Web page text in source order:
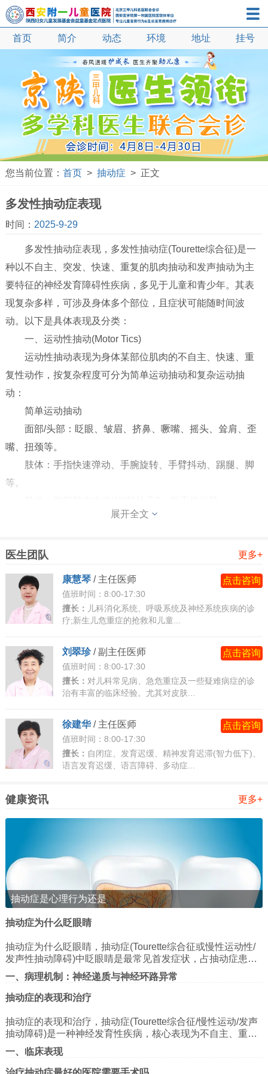
抽动症
多动症
自闭症
语言发育迟缓
遗尿症
小儿口吃
小儿包皮
首页 简介 动态 环境 地址 挂号
您当前位置： 首页> 抽动症 > 正文
多发性抽动症表现
时间： 2025-9-29
多发性抽动症表现，多发性抽动症(Tourette综合征)是一
种以不自主、突发、快速、重复的肌肉抽动和发声抽动为主
要特征的神经发育障碍性疾病，多见于儿童和青少年。其表
现复杂多样，可涉及身体多个部位，且症状可能随时间波
动。以下是具体表现及分类：
一、运动性抽动(Motor Tics)
运动性抽动表现为身体某部位肌肉的不自主、快速、重
复性动作，按复杂程度可分为简单运动抽动和复杂运动抽
动：
简单运动抽动
面部/头部：眨眼、皱眉、挤鼻、噘嘴、摇头、耸肩、歪
嘴、扭颈等。
肢体：手指快速弹动、手腕旋转、手臂抖动、踢腿、脚
等。
特点：动作短暂、突然，通常无目的性，可因情绪紧张
复杂运动抽动
协调动作：跳跃、旋转、摸鼻子、拍打自己、模仿他人
动作(如模仿动物行走)。
强迫行为：反复触摸物品、按特定顺序摆放物品、强迫
性整理等。
自伤行为(少数病例)：如咬唇、撞头、抓伤皮肤等。
特点：动作更复杂、持续时间长，可能涉及多个肌肉群
协同工作。
二、发声性抽动(Vocal Tics)
发声性抽动表现为喉咙、口腔或呼吸肌的不自主发声，
按复杂程度可分为简单发声抽动和复杂发声抽动：
简单发声抽动
清嗓声：频繁“嗯”“啊”“咳”等清嗓动作。
动物叫声：模仿狗吠、鸟鸣等。
复杂发声抽动
秽语(Coprolalia)：不自主说出侮辱性、攻击性或无关的
词语(仅少数患者出现，约10%-15%)。
模仿语言：重复他人刚说的话(回声语)。
三、伴随症状与共病
多发性抽动症患者常合并其他心理或行为问题，影响生
活质量：
注意力缺陷多动障碍(ADHD)
展开全文
医生团队 更多+
康慧琴/ 主任医师
值班时间：8:00-17:30
擅长： 儿科消化系统、呼吸系统及神经系统疾病的诊
疗;新生儿危重症的抢救和儿童...
点击咨询
刘翠珍/副主任医师
值班时间：8:00-17:30
擅长： 对儿科常见病、急危重症及一些疑难病症的诊
治有丰富的临床经验。尤其对皮肤...
点击咨询
徐建华/ 主任医师
值班时间：8:00-17:30
擅长： 自闭症、发育迟缓、精神发育迟滞(智力低下)、
语言发育迟缓、语言障碍、多动症...
点击咨询
健康资讯 更多+
抽动症是心理行为还是
抽动症为什么眨眼睛
抽动症为什么眨眼睛，抽动症(Tourette综合征或慢性运动性/
发声性抽动障碍)中眨眼睛是最常见首发症状，占抽动症患儿
的70%以上，其机制涉及神经递质失衡、神经环路异常及心
理社会因素共同作用。以下从病理机制、临床特征及治疗策
略三方面展开分析：
一、病理机制：神经递质与神经环路异常
多巴胺-谷氨酸失衡假说
经节(纹状体、苍白球、丘脑底核)与大脑皮层、小脑之间的神
经环路。多巴胺能神经元过度活跃或D2受体超敏，导致运动
皮层抑制性输出减少，引发不自主眨眼。
度激活可增强突触传递效率，导致眨眼动作的重复性和刻板
性。
抽动症的表现和治疗
抽动症的表现和治疗，抽动症(Tourette综合征/慢性运动/发声
抽动障碍)是一种神经发育性疾病，核心表现为不自主、重
复、刻板的运动或发声抽动。以下从症状特征、鉴别诊断、
治疗路径三方面进行系统解析：
一、临床表现
1. 抽动类型与分级